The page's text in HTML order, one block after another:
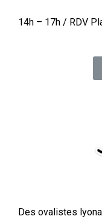
14h – 17h / RDV
Des ovalistes